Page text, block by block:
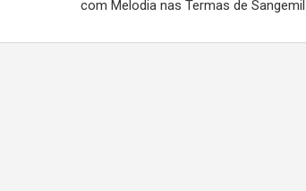
com Melodia nas Termas de Sangemil